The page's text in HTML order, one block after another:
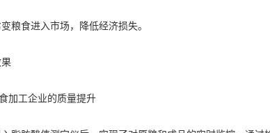
食进入市场，降低经济损失。
工企业的质量提升